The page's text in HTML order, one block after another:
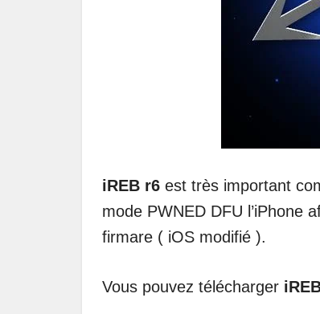
iREB r6 est très important
mode PWNED DFU l’iPhone
firmare ( iOS modifié ).
Vous pouvez télécharger